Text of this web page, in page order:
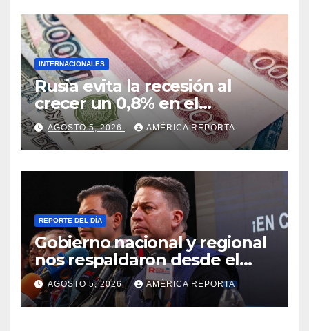
INTERNACIONALES
Rusia evita la recesión al
crecer un 0,8% en el
segundo trimestre
AGOSTO 5, 2026 AMÉRICA REPORTA
REPORTE DEL DÍA
Gobierno nacional y regional
nos respaldaron desde el
primer momento tras
terremotos del 24J
AGOSTO 5, 2026 AMÉRICA REPORTA